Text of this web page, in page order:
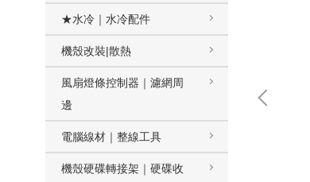
★水冷｜水冷配件
機殼改裝|散熱
風扇燈條控制器｜濾網周
邊
電腦線材｜整線工具
機殼硬碟轉接架｜硬碟收